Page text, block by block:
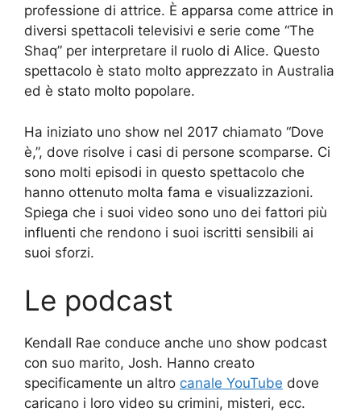
professione di attrice. È apparsa come attrice in
diversi spettacoli televisivi e serie come “The
Shaq” per interpretare il ruolo di Alice. Questo
spettacolo è stato molto apprezzato in Australia
ed è stato molto popolare.
Ha iniziato uno show nel 2017 chiamato “Dove
è,”, dove risolve i casi di persone scomparse. Ci
sono molti episodi in questo spettacolo che
hanno ottenuto molta fama e visualizzazioni.
Spiega che i suoi video sono uno dei fattori più
influenti che rendono i suoi iscritti sensibili ai
suoi sforzi.
Le podcast
Kendall Rae conduce anche uno show podcast
con suo marito, Josh. Hanno creato
specificamente un altro canale YouTube dove
caricano i loro video su crimini, misteri, ecc.